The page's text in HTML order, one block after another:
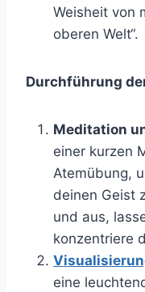
Weisheit von
oberen Welt“.
Durchführung
Meditation
einer kurzen
Atemübung,
deinen Geist
und aus,
konzentriere
eine